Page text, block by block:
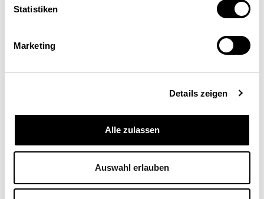
Statistiken
Marketing
Details zeigen
Alle zulassen
Auswahl erlauben
unterscheiden, indem eine
positioniert wird